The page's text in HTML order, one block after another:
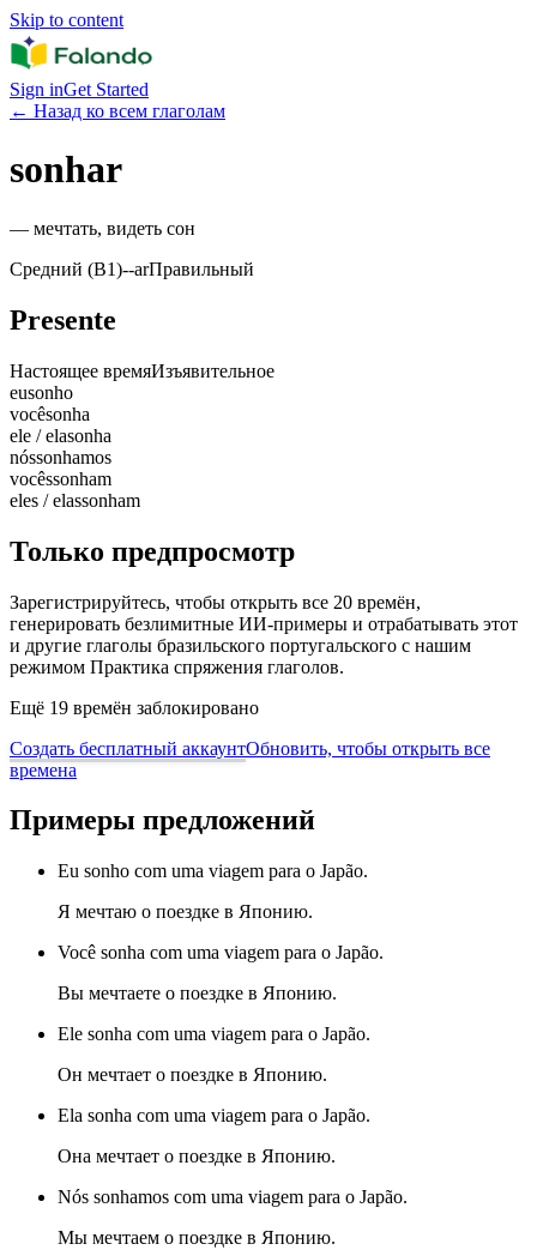
Skip to content
Sign inGet Started
← Назад ко всем глаголам
sonhar
— мечтать, видеть сон
Средний (B1)--arПравильный
Presente
Настоящее времяИзъявительное
eusonho
vocêsonha
ele / elasonha
nóssonhamos
vocêssonham
eles / elassonham
Только предпросмотр
Зарегистрируйтесь, чтобы открыть все 20 времён,
генерировать безлимитные ИИ-примеры и отрабатывать этот
и другие глаголы бразильского португальского с нашим
режимом Практика спряжения глаголов.
Ещё 19 времён заблокировано
Создать бесплатный аккаунтОбновить, чтобы открыть все
времена
Примеры предложений
Eu sonho com uma viagem para o Japão.
Я мечтаю о поездке в Японию.
Você sonha com uma viagem para o Japão.
Вы мечтаете о поездке в Японию.
Ele sonha com uma viagem para o Japão.
Он мечтает о поездке в Японию.
Ela sonha com uma viagem para o Japão.
Она мечтает о поездке в Японию.
Nós sonhamos com uma viagem para o Japão.
Мы мечтаем о поездке в Японию.